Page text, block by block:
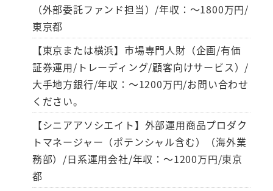
（外部委託ファンド担当）/年収：～1800万円/
東京都
【東京または横浜】市場専門人財（企画/有価
証券運用/トレーディング/顧客向けサービス）/
大手地方銀行/年収：～1200万円/お問い合わせ
ください。
【シニアアソシエイト】外部運用商品プロダク
トマネージャー（ポテンシャル含む）（海外業
務部）/日系運用会社/年収：～1200万円/東京
都